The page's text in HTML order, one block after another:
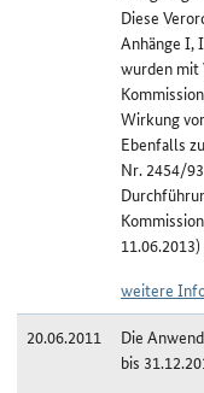
Diese
Anhänge I,
wurden mit
Wirkung
Ebenfalls
Nr. 2454/
weitere
20.06.2011
Die
bis